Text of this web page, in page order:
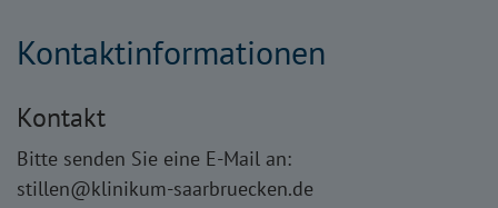
Kontaktinformationen
Kontakt
Bitte senden Sie eine E-Mail an:
stillen@klinikum-saarbruecken.de